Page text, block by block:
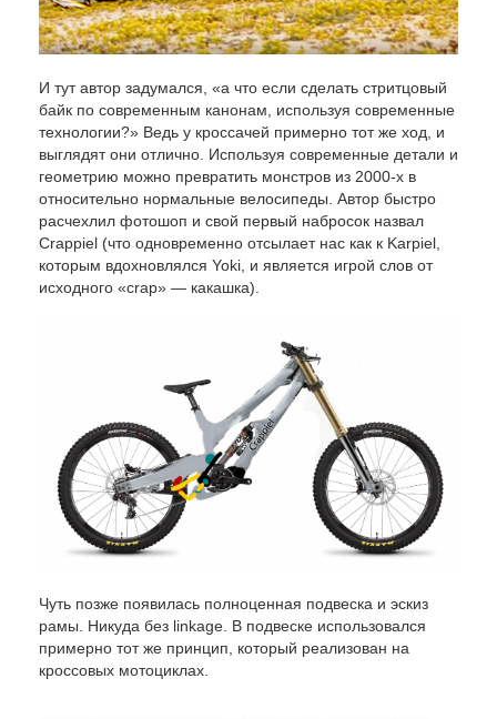
И тут автор задумался, «а что если сделать стритцовый
байк по современным канонам, используя современные
технологии?» Ведь у кроссачей примерно тот же ход, и
выглядят они отлично. Используя современные детали и
геометрию можно превратить монстров из 2000-х в
относительно нормальные велосипеды. Автор быстро
расчехлил фотошоп и свой первый набросок назвал
Crappiel (что одновременно отсылает нас как к Karpiel,
которым вдохновлялся Yoki, и является игрой слов от
исходного «crap» — какашка).
Чуть позже появилась полноценная подвеска и эскиз
рамы. Никуда без linkage. В подвеске использовался
примерно тот же принцип, который реализован на
кроссовых мотоциклах.